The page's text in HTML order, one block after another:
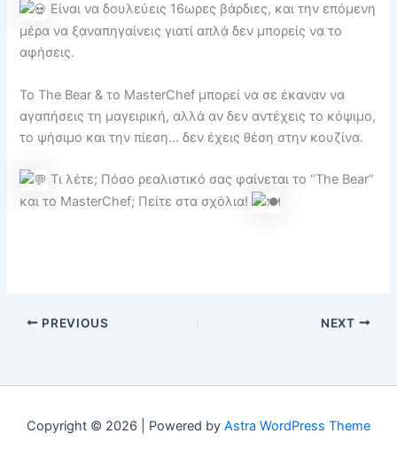
Είναι να δουλεύεις 16ωρες βάρδιες, και την επόμενη
μέρα να ξαναπηγαίνεις γιατί απλά δεν μπορείς να το
αφήσεις.
Το The Bear & το MasterChef μπορεί να σε έκαναν να
αγαπήσεις τη μαγειρική, αλλά αν δεν αντέχεις το κόψιμο,
το ψήσιμο και την πίεση… δεν έχεις θέση στην κουζίνα.
Τι λέτε; Πόσο ρεαλιστικό σας φαίνεται το “The Bear”
και το MasterChef; Πείτε στα σχόλια!
PREVIOUS NEXT
Copyright © 2026 | Powered by Astra WordPress Theme